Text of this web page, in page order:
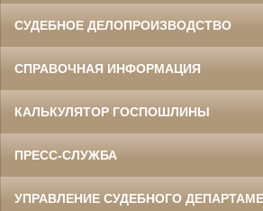
СУДЕБНОЕ ДЕЛОПРОИЗВОДСТВО
СПРАВОЧНАЯ ИНФОРМАЦИЯ
КАЛЬКУЛЯТОР ГОСПОШЛИНЫ
ПРЕСС-СЛУЖБА
УПРАВЛЕНИЕ СУДЕБНОГО